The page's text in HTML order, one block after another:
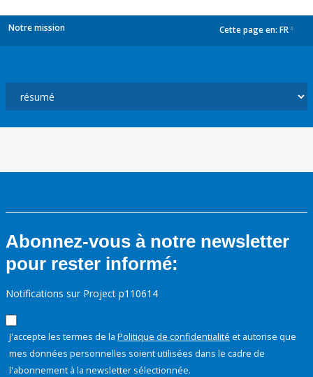
Notre mission Cette page en: FR
Abonnez-vous à notre newsletter
pour rester informé:
Notifications sur Project p110614
J'accepte les termes de la Politique de confidentialité et autorise que
mes données personnelles soient utilisées dans le cadre de
l'abonnement à la newsletter sélectionnée.